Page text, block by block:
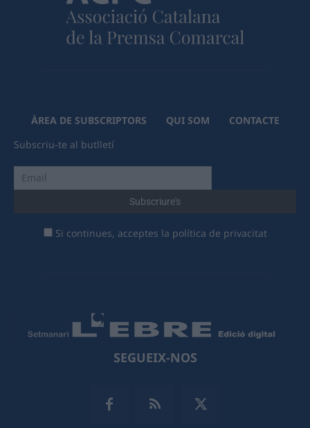
ÀREA DE SUBSCRIPTORS QUI SOM
CONTACTE
Subscriu-te al butlletí
Si continues, acceptes la política de privacitat
SEGUEIX-NOS